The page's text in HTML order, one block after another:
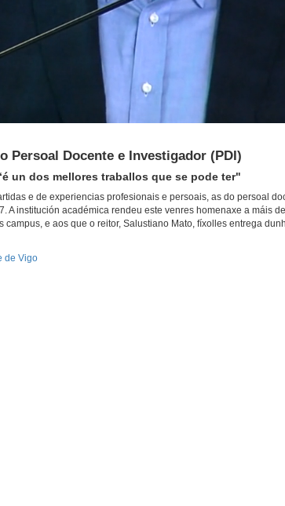
Persoal Docente e Investigador (PDI)
un dos mellores traballos que se pode ter"
e de experiencias profesionais e persoais, as do persoal
institución académica rendeu este venres homenaxe a máis
e aos que o reitor, Salustiano Mato, fíxolles entrega
de Vigo